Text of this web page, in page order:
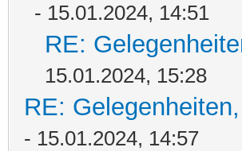
- 15.01.2024, 14:51
RE:
15.01.2024, 15:28
RE:
- 15.01.2024, 14:57